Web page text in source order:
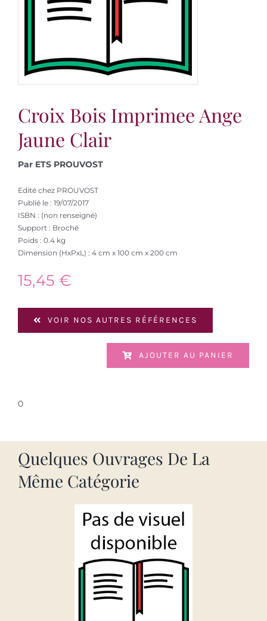
Croix Bois Imprimee Ange
Jaune Clair
Par ETS PROUVOST
Edité chez PROUVOST
Publié le : 19/07/2017
ISBN : (non renseigné)
Support : Broché
Poids : 0.4 kg
Dimension (HxPxL) : 4 cm x 100 cm x 200 cm
15,45 €
VOIR NOS AUTRES RÉFÉRENCES
AJOUTER AU PANIER
0
Quelques Ouvrages De La
Même Catégorie